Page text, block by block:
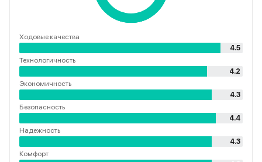
Ходовые качества
4.5
Технологичность
4.2
Экономичность
4.3
Безопасность
4.4
Надежность
4.3
Комфорт